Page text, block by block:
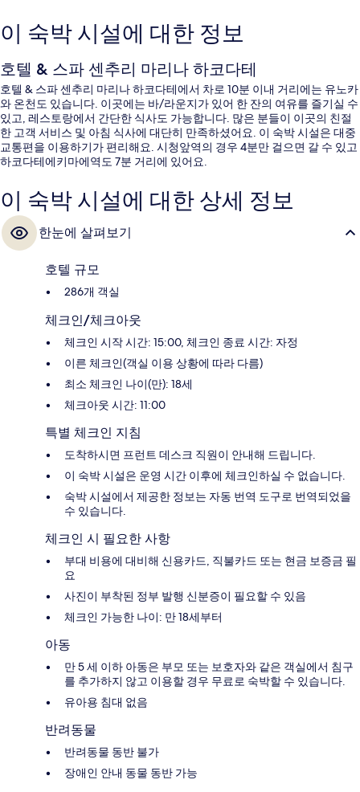
이 숙박 시설에 대한 정보
호텔 & 스파 센추리 마리나 하코다테
호텔 & 스파 센추리 마리나 하코다테에서 차로 10분 이내 거리에는 유노카
와 온천도 있습니다. 이곳에는 바/라운지가 있어 한 잔의 여유를 즐기실 수
있고, 레스토랑에서 간단한 식사도 가능합니다. 많은 분들이 이곳의 친절
한 고객 서비스 및 아침 식사에 대단히 만족하셨어요. 이 숙박 시설은 대중
교통편을 이용하기가 편리해요. 시청앞역의 경우 4분만 걸으면 갈 수 있고
하코다테에키마에역도 7분 거리에 있어요.
이 숙박 시설에 대한 상세 정보
한눈에 살펴보기
호텔 규모
286개 객실
체크인/체크아웃
체크인 시작 시간: 15:00, 체크인 종료 시간: 자정
이른 체크인(객실 이용 상황에 따라 다름)
최소 체크인 나이(만): 18세
체크아웃 시간: 11:00
특별 체크인 지침
도착하시면 프런트 데스크 직원이 안내해 드립니다.
이 숙박 시설은 운영 시간 이후에 체크인하실 수 없습니다.
숙박 시설에서 제공한 정보는 자동 번역 도구로 번역되었을
수 있습니다.
체크인 시 필요한 사항
부대 비용에 대비해 신용카드, 직불카드 또는 현금 보증금 필
요
사진이 부착된 정부 발행 신분증이 필요할 수 있음
체크인 가능한 나이: 만 18세부터
아동
만 5 세 이하 아동은 부모 또는 보호자와 같은 객실에서 침구
를 추가하지 않고 이용할 경우 무료로 숙박할 수 있습니다.
유아용 침대 없음
반려동물
반려동물 동반 불가
장애인 안내 동물 동반 가능